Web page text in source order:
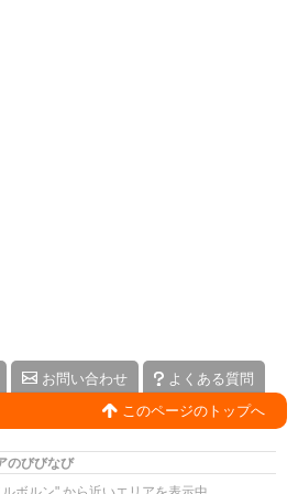
お問い合わせ
よくある質問
このページのトップへ
のびびなび